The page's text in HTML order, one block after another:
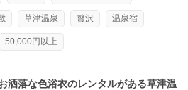
草津温泉 贅沢 温泉宿
50,000円以上
洒落な色浴衣のレンタルがある草津温